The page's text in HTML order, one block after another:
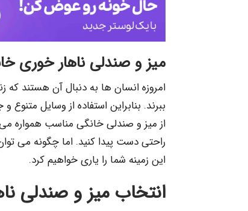
میز و صندلی ناهار خوری
امروزه انسان ها به دنبال آن هستند
ببرند. بنابراین استفاده از وسایل
از میز و صندلی خانگی مناسب همواره
راحتی دست پیدا کنید. اما چگونه می
این زمینه شما را یاری خواهیم کرد.
انتخاب میز و صندلی